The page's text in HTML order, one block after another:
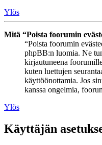
Ylös
Mitä “Poista foorumin
“Poista foorumin
phpBB:n luomia. Ne
kirjautuneena
kuten luettujen
käyttöönottamia. Jos
kanssa ongelmia,
Ylös
Käyttäjän